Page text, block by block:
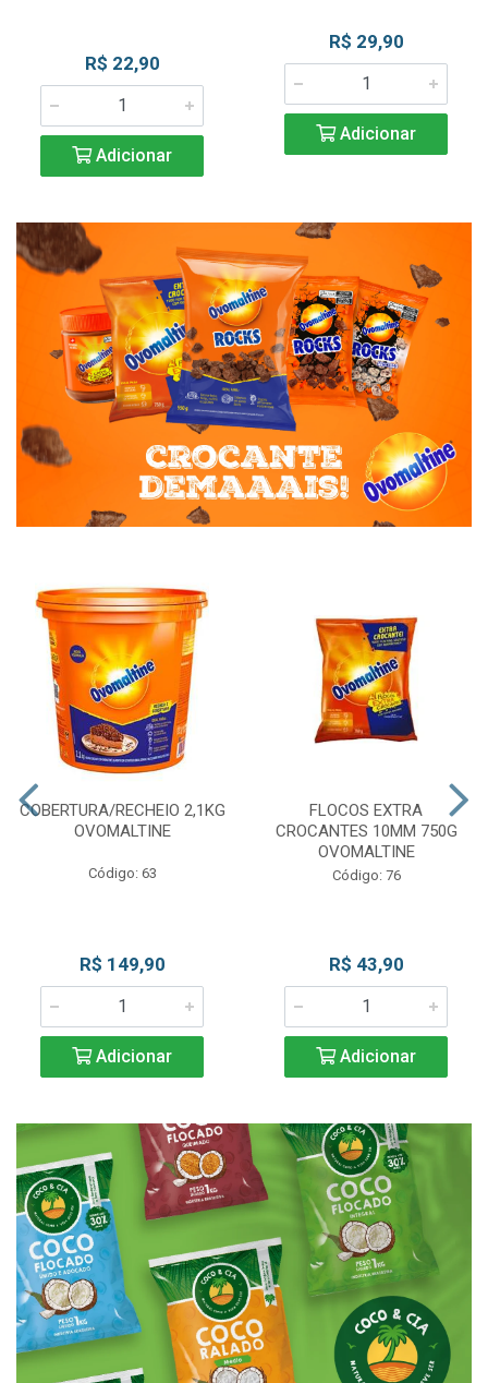
R$ 22,90
Adicionar
R$ 29,90
Adicionar
COBERTURA/RECHEIO 2,1KG
OVOMALTINE
Código: 63
R$ 149,90
Adicionar
FLOCOS EXTRA
CROCANTES 10MM 750G
OVOMALTINE
Código: 76
R$ 43,90
Adicionar